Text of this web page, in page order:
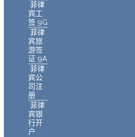
菲律
宾工
签 9G
菲律
宾旅
游签
证 9A
菲律
宾公
司注
册
菲律
宾银
行开
户